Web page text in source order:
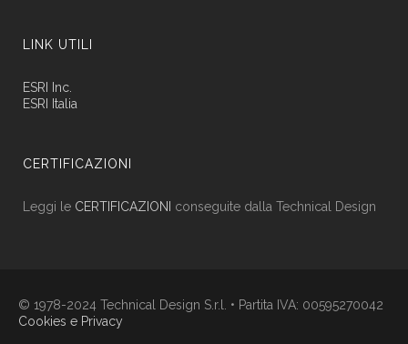
LINK UTILI
ESRI Inc.
ESRI Italia
CERTIFICAZIONI
Leggi le CERTIFICAZIONI conseguite dalla Technical Design
© 1978-2024 Technical Design S.r.l. • Partita IVA: 00595270042
Cookies e Privacy